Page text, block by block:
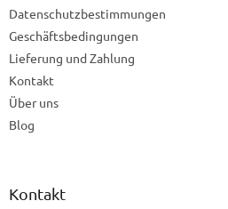
Datenschutzbestimmungen
Geschäftsbedingungen
Lieferung und Zahlung
Kontakt
Über uns
Blog
Kontakt